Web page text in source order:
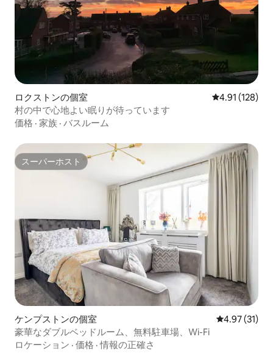
ロクストンの個室 レビュー128
4.91 (128)
村の中で心地よい眠りが待っています
価格 · 家族 · バスルーム
スーパーホスト
スーパーホスト
ケンプストンの個室 レビュー31
4.97 (31)
豪華なダブルベッドルーム、無料駐車場、Wi-Fi
ロケーション · 価格 ·情報の正確さ